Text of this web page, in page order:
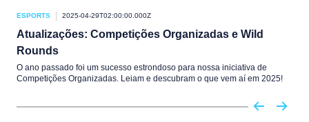
ESPORTS 2025-04-29T02:00:00.000Z
Atualizações: Competições Organizadas e Wild
Rounds
O ano passado foi um sucesso estrondoso para nossa iniciativa de
Competições Organizadas. Leiam e descubram o que vem aí em 2025!